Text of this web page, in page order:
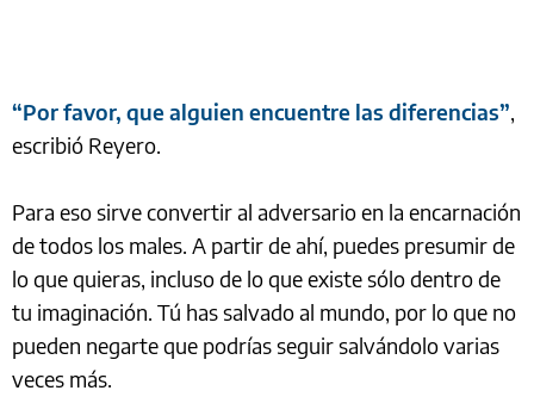
“Por favor, que alguien encuentre las diferencias”,
escribió Reyero.
Para eso sirve convertir al adversario en la encarnación
de todos los males. A partir de ahí, puedes presumir de
lo que quieras, incluso de lo que existe sólo dentro de
tu imaginación. Tú has salvado al mundo, por lo que no
pueden negarte que podrías seguir salvándolo varias
veces más.